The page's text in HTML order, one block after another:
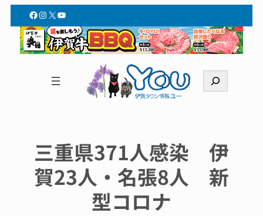
Facebook
Instagram
X YouTube
索
三重県371人感染 伊
賀23人・名張8人 新
型コロナ